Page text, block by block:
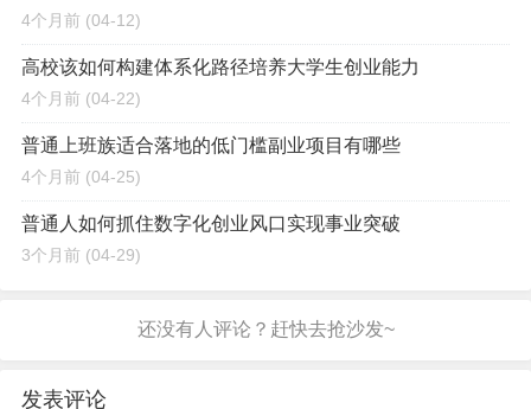
4个月前 (04-12)
高校该如何构建体系化路径培养大学生创业能力
4个月前 (04-22)
普通上班族适合落地的低门槛副业项目有哪些
4个月前 (04-25)
普通人如何抓住数字化创业风口实现事业突破
3个月前 (04-29)
发表评论